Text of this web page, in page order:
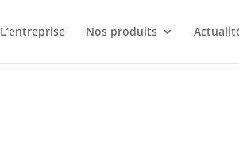
L’entreprise Nos produits